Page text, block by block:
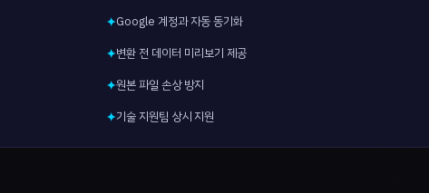
✦Google 계정과 자동 동기화
✦변환 전 데이터 미리보기 제공
✦원본 파일 손상 방지
✦기술 지원팀 상시 지원